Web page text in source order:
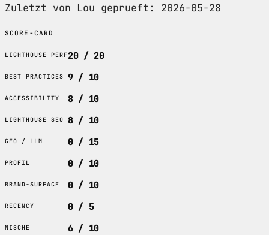
Zuletzt von Lou geprueft: 2026-05-28
SCORE-CARD
LIGHTHOUSE PERF20 / 20
BEST PRACTICES 9 / 10
ACCESSIBILITY 8 / 10
LIGHTHOUSE SEO 8 / 10
GEO / LLM 0 / 15
PROFIL 0 / 10
BRAND-SURFACE 0 / 10
RECENCY 0 / 5
NISCHE 6 / 10